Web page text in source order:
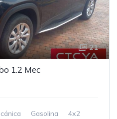
21
1.2 Mec
Gasolina 4x2